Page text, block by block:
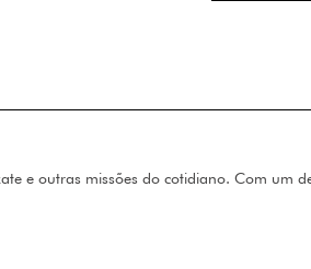
e outras missões do cotidiano. Com um